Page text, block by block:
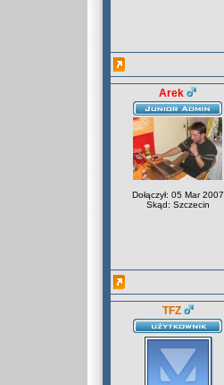
Arek
Dołączył: 05 Mar 2007
Skąd: Szczecin
TFZ